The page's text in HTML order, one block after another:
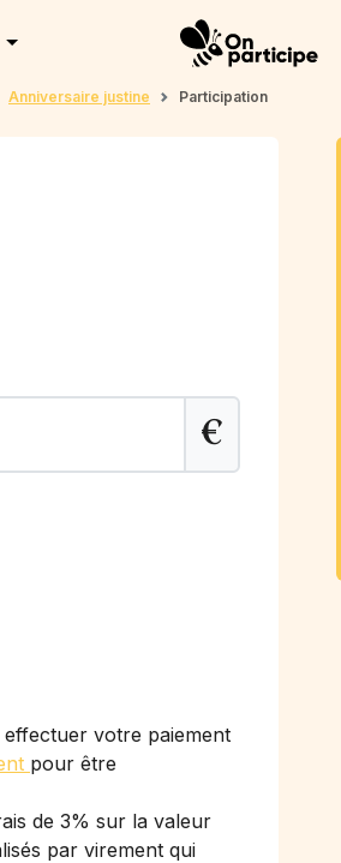
Anniversaire justine Participation
€
votre paiement
pour être
de 3% sur la valeur
par virement qui